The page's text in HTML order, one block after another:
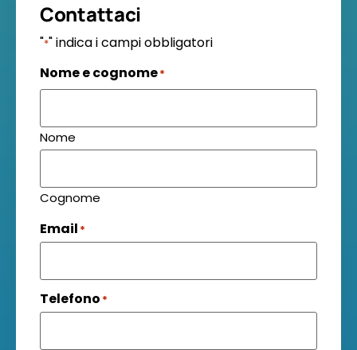
Contattaci
"*" indica i campi obbligatori
Nome e cognome*
Nome
Cognome
Email *
Telefono *